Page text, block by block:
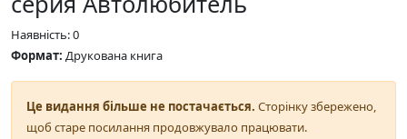
Наявність: 0
Формат: Друкована книга
Це видання більше не постачається. Сторінку збережено,
щоб старе посилання продовжувало працювати.